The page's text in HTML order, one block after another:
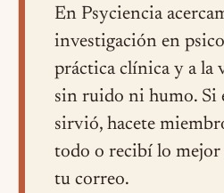
En Psyciencia
investigación en
práctica clínica y a la
sin ruido ni humo. Si
sirvió, hacete
todo o recibí lo mejor
tu correo.